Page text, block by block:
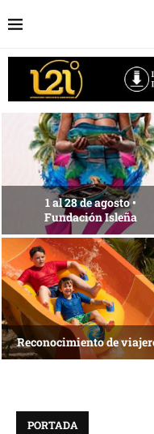
1 al 28 de agosto •
Fundación Isleña
Reconocimiento de
PORTADA